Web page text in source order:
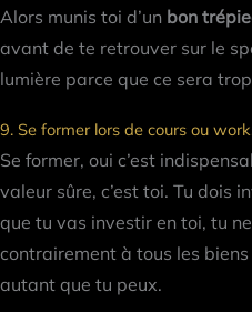
Alors munis toi d’un bon
avant de te retrouver sur le
lumière parce que ce sera
9. Se former lors de cours ou
Se former, oui c’est
valeur sûre, c’est toi. Tu dois
que tu vas investir en toi, tu
contrairement à tous les
autant que tu peux.